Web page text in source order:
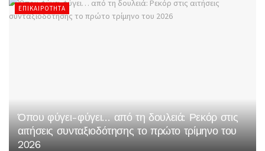
ΕΠΙΚΑΙΡΌΤΗΤΑ
Όπου φύγει-φύγει… από τη δουλειά: Ρεκόρ στις
αιτήσεις συνταξιοδότησης το πρώτο τρίμηνο του
2026